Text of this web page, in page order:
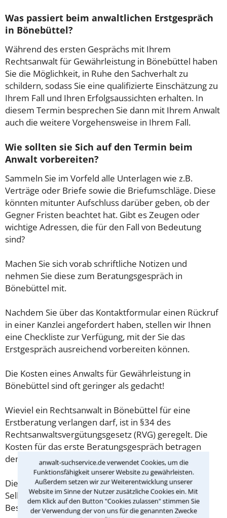
anwalt-suchservice.de verwendet Cookies, um die
Funktionsfähigkeit unserer Website zu gewährleisten.
Außerdem setzen wir zur Weiterentwicklung unserer
Website im Sinne der Nutzer zusätzliche Cookies ein. Mit
dem Klick auf den Button "Cookies zulassen" stimmen Sie
der Verwendung der von uns für die genannten Zwecke
Was passiert beim anwaltlichen Erstgespräch
in Bönebüttel?
Während des ersten Gesprächs mit Ihrem
Rechtsanwalt für Gewährleistung in Bönebüttel haben
Sie die Möglichkeit, in Ruhe den Sachverhalt zu
schildern, sodass Sie eine qualifizierte Einschätzung zu
Ihrem Fall und Ihren Erfolgsaussichten erhalten. In
diesem Termin besprechen Sie dann mit Ihrem Anwalt
auch die weitere Vorgehensweise in Ihrem Fall.
Wie sollten sie Sich auf den Termin beim
Anwalt vorbereiten?
Sammeln Sie im Vorfeld alle Unterlagen wie z.B.
Verträge oder Briefe sowie die Briefumschläge. Diese
könnten mitunter Aufschluss darüber geben, ob der
Gegner Fristen beachtet hat. Gibt es Zeugen oder
wichtige Adressen, die für den Fall von Bedeutung
sind?
Machen Sie sich vorab schriftliche Notizen und
nehmen Sie diese zum Beratungsgespräch in
Bönebüttel mit.
Nachdem Sie über das Kontaktformular einen Rückruf
in einer Kanzlei angefordert haben, stellen wir Ihnen
eine Checkliste zur Verfügung, mit der Sie das
Erstgespräch ausreichend vorbereiten können.
Die Kosten eines Anwalts für Gewährleistung in
Bönebüttel sind oft geringer als gedacht!
Wieviel ein Rechtsanwalt in Bönebüttel für eine
Erstberatung verlangen darf, ist in §34 des
Rechtsanwaltsvergütungsgesetz (RVG) geregelt. Die
Kosten für das erste Beratungsgespräch betragen
demnach maximal 190,00 € zzgl. MwSt.
Diese Regelung gilt jedoch nur für Verbraucher. Für
Selbstständige oder Freiberufler gilt diese
Beschränkung nicht.